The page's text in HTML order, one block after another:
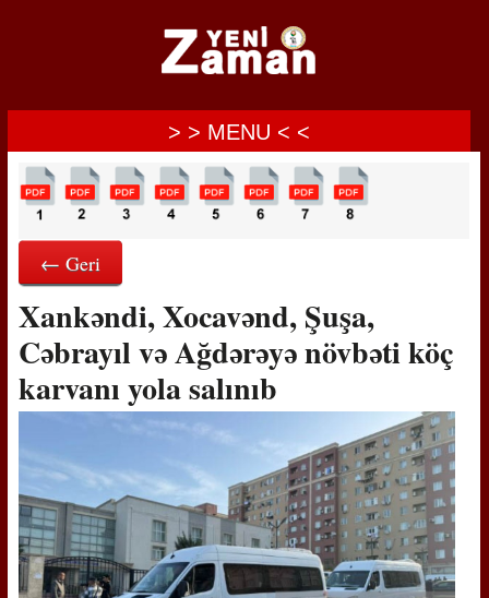
> > MENU < <
← Geri
Xankəndi, Xocavənd, Şuşa,
Cəbrayıl və Ağdərəyə növbəti köç
karvanı yola salınıb